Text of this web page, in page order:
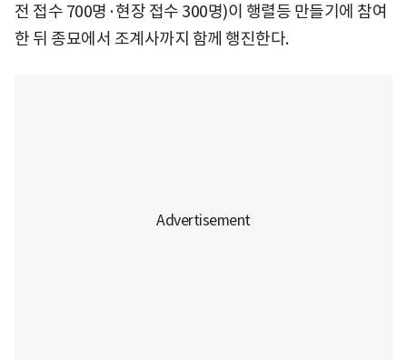
전 접수 700명·현장 접수 300명)이 행렬등 만들기에 참여
한 뒤 종묘에서 조계사까지 함께 행진한다.